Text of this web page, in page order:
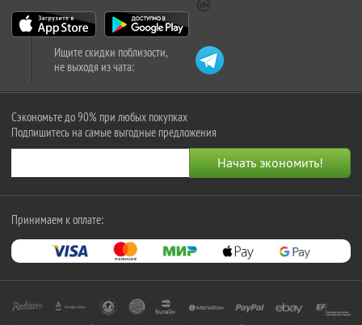
Ищите скидки поблизости,
не выходя из чата:
Сэкономьте до 90% при любых покупках
Подпишитесь на самые выгодные предложения
Принимаем к оплате: